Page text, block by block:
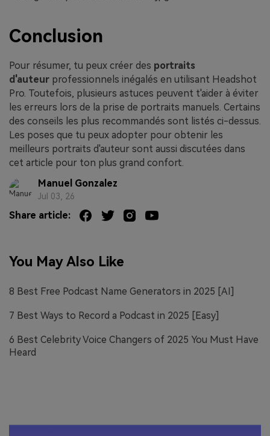
Conclusion
Pour résumer, tu peux créer des portraits
d'auteur professionnels inégalés en utilisant Headshot
Pro. Toutefois, plusieurs astuces peuvent t'aider à éviter
les erreurs lors de la prise de portraits manuels. Certains
des conseils les plus recommandés sont listés ci-dessus.
Les poses que tu peux adopter pour obtenir les
meilleurs portraits d'auteur sont aussi discutées dans
cet article pour ton plus grand confort.
Manuel Gonzalez
Jul 03, 26
Share article:
You May Also Like
8 Best Free Podcast Name Generators in 2025 [AI]
7 Best Ways to Record a Podcast in 2025 [Easy]
6 Best Celebrity Voice Changers of 2025 You Must Have
Heard